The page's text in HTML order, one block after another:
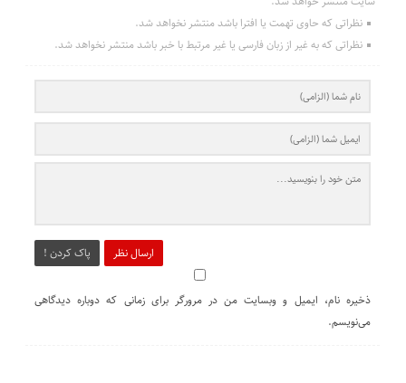
نظراتی که حاوی تهمت یا افترا باشد منتشر نخواهد شد.
نظراتی که به غیر از زبان فارسی یا غیر مرتبط با خبر باشد منتشر نخواهد شد.
ارسال نظر پاک کردن !
ذخیره نام، ایمیل و وبسایت من در مرورگر برای زمانی که دوباره دیدگاهی
می‌نویسم.